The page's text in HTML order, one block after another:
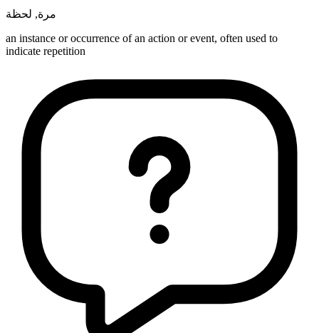
مرة, لحظة
an instance or occurrence of an action or event, often used to
indicate repetition